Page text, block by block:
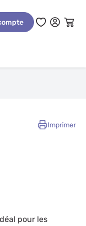
Imprimer
pour les